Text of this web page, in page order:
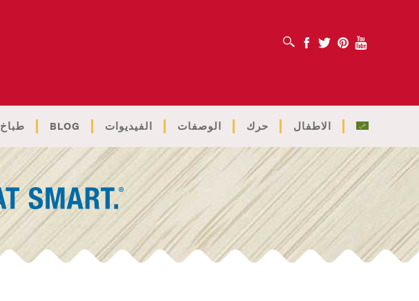
افتح مربع البحثFacebook TwitterPinterestYoutube
طباخ BLOG الفيديوات الوصفات حرك الاطفال